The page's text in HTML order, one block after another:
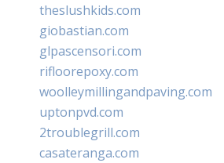
theslushkids.com
giobastian.com
glpascensori.com
rifloorepoxy.com
woolleymillingandpaving.com
uptonpvd.com
2troublegrill.com
casateranga.com